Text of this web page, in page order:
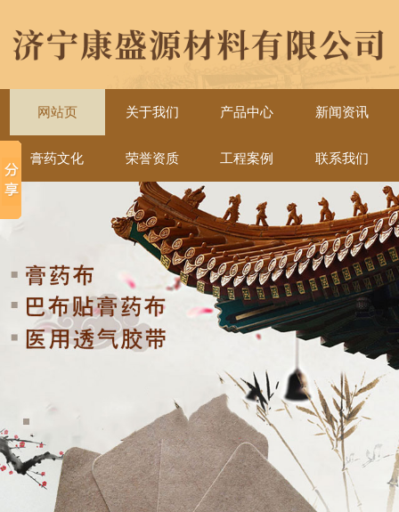
网站页 关于我们 产品中心 新闻资讯
膏药文化 荣誉资质 工程案例 联系我们